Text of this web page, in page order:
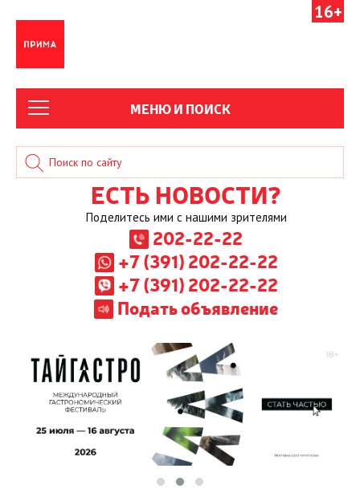
16+
МЕНЮ И ПОИСК
ЕСТЬ НОВОСТИ?
Поделитесь ими с нашими зрителями
202-22-22
+7 (391) 202-22-22
+7 (391) 202-22-22
Подать объявление